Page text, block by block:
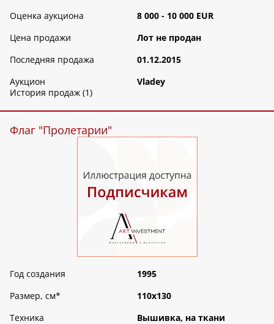
Оценка аукциона
8 000 - 10 000 EUR
Цена продажи
Лот не продан
Последняя продажа
01.12.2015
Аукцион
Vladey
История продаж (1)
Флаг "Пролетарии"
Год создания
1995
Размер, см*
110х130
Техника
Вышивка, на ткани